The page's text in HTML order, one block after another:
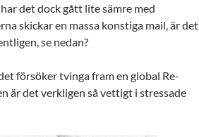
det dock gått lite sämre med
skickar en massa konstiga mail, är det
se nedan?
försöker tvinga fram en global Re-
är det verkligen så vettigt i stressade